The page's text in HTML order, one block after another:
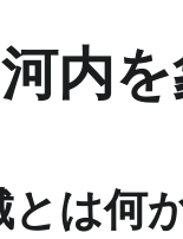
内
とは何